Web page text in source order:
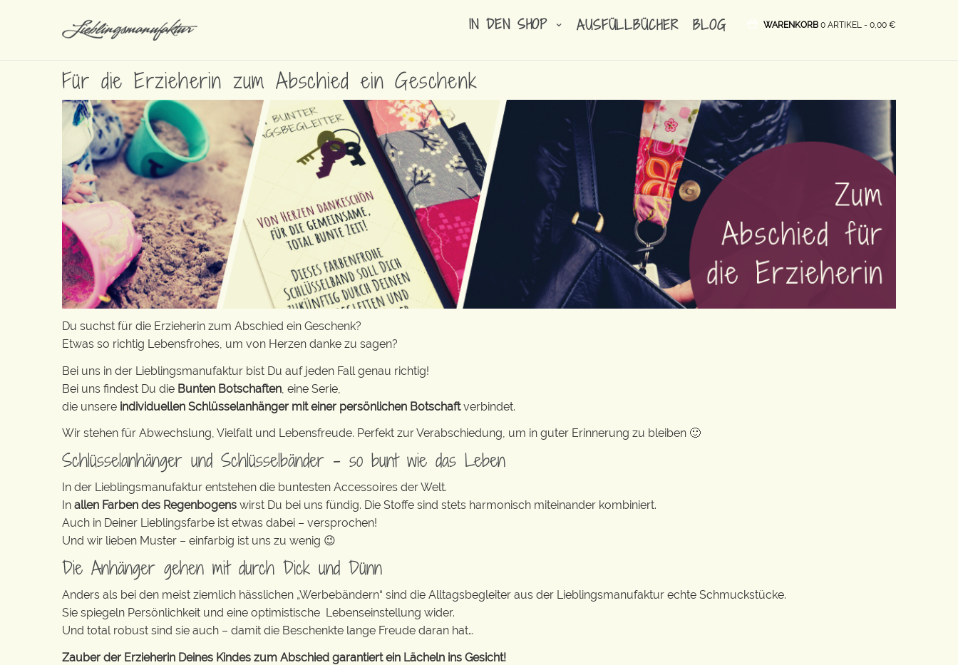
IN DEN SHOP AUSFÜLLBÜCHER BLOG WARENKORB 0 ARTIKEL - 0,00 €
Für die Erzieherin zum Abschied ein Geschenk
Du suchst für die Erzieherin zum Abschied ein Geschenk?
Etwas so richtig Lebensfrohes, um von Herzen danke zu sagen?
Bei uns in der Lieblingsmanufaktur bist Du auf jeden Fall genau richtig!
Bei uns findest Du die Bunten Botschaften , eine Serie,
die unsere individuellen Schlüsselanhänger mit einer persönlichen Botschaftverbindet.
Wir stehen für Abwechslung, Vielfalt und Lebensfreude. Perfekt zur Verabschiedung, um in guter Erinnerung zu bleiben 🙂
Schlüsselanhänger und Schlüsselbänder – so bunt wie das Leben
In der Lieblingsmanufaktur entstehen die buntesten Accessoires der Welt.
In allen Farben des Regenbogens wirst Du bei uns fündig. Die Stoffe sind stets harmonisch miteinander kombiniert.
Auch in Deiner Lieblingsfarbe ist etwas dabei – versprochen!
Und wir lieben Muster – einfarbig ist uns zu wenig 😉
Die Anhänger gehen mit durch Dick und Dünn
Anders als bei den meist ziemlich hässlichen „Werbebändern“ sind die Alltagsbegleiter aus der Lieblingsmanufaktur echte Schmuckstücke.
Sie spiegeln Persönlichkeit und eine optimistische Lebenseinstellung wider.
Und total robust sind sie auch – damit die Beschenkte lange Freude daran hat…
Zauber der Erzieherin Deines Kindes zum Abschied garantiert ein Lächeln ins Gesicht!